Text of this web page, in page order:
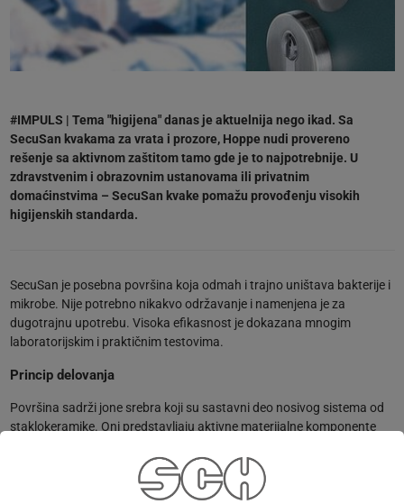
#IMPULS | Tema "higijena" danas je aktuelnija nego ikad. Sa
SecuSan kvakama za vrata i prozore, Hoppe nudi provereno
rešenje sa aktivnom zaštitom tamo gde je to najpotrebnije. U
zdravstvenim i obrazovnim ustanovama ili privatnim
domaćinstvima – SecuSan kvake pomažu provođenju visokih
higijenskih standarda.
SecuSan je posebna površina koja odmah i trajno uništava bakterije i
mikrobe. Nije potrebno nikakvo održavanje i namenjena je za
dugotrajnu upotrebu. Visoka efikasnost je dokazana mnogim
laboratorijskim i praktičnim testovima.
Princip delovanja
Površina sadrži jone srebra koji su sastavni deo nosivog sistema od
staklokeramike. Oni predstavljaju aktivne materijalne komponente
Joni srebra uništavaju membranu ćelija klica što ćeliji blokira disanje i
onemogućava njeno deljenje. Testovi su pokazali da specijalna